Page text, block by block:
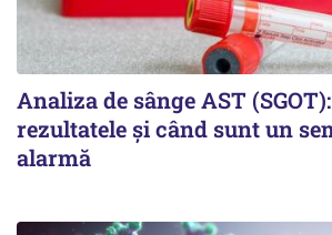
Analiza de sânge AST
rezultatele și când sunt un
alarmă